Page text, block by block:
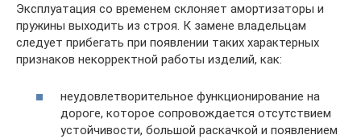
Эксплуатация со временем склоняет амортизаторы и
пружины выходить из строя. К замене владельцам
следует прибегать при появлении таких характерных
признаков некорректной работы изделий, как:
неудовлетворительное функционирование на
дороге, которое сопровождается отсутствием
устойчивости, большой раскачкой и появлением